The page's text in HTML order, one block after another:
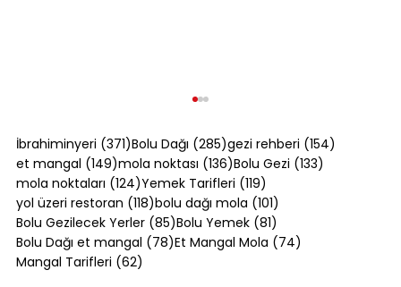
İbrahiminyeri (371)371 yazı
Bolu Dağı (285)285 yazı
gezi rehberi (154)
et mangal (149)149 yazı
mola noktası (136)136 yazı
Bolu Gezi (133)
mola noktaları (124)124 yazı
Yemek Tarifleri (119)
yol üzeri restoran (118)118 yazı
bolu dağı mola (101)
Bolu Gezilecek Yerler (85)85 yazı
Bolu Yemek (81)
Bolu Dağı et mangal (78)78 yazı
Et Mangal Mola (74)
Mangal Tarifleri (62)